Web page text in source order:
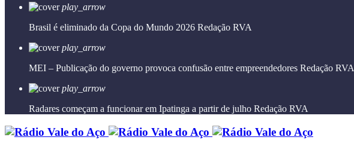
play_arrow
Brasil é eliminado da Copa do Mundo 2026 Redação RVA
play_arrow
MEI – Publicação do governo provoca confusão entre empreendedores Redação RVA
play_arrow
Radares começam a funcionar em Ipatinga a partir de julho Redação RVA